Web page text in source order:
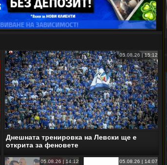
05.08.26 | 15:12
Днешната тренировка на Левски ще е
открита за феновете
05.08.26 | 14:12 05.08.26 | 14:07